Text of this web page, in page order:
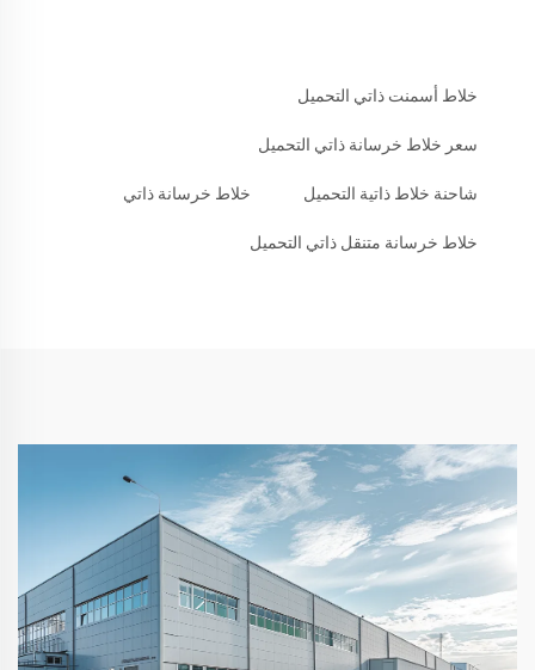
خلاط أسمنت ذاتي التحميل
سعر خلاط خرسانة ذاتي التحميل
شاحنة خلاط ذاتية التحميل خلاط خرسانة ذاتي
خلاط خرسانة متنقل ذاتي التحميل